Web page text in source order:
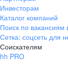
Инвесторам
Каталог компаний
Поиск по вакансиям
Сетка: соцсеть для
Соискателям
hh PRO